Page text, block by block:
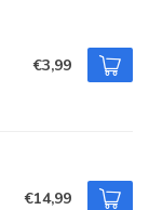
€3,99
€14,99